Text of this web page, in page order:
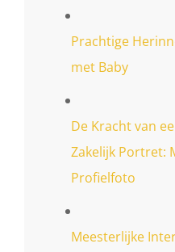
Prachtige
met Baby
De Kracht van
Zakelijk Portret:
Profielfoto
Meesterlijke